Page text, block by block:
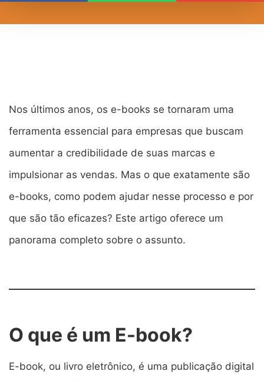
Nos últimos anos, os e-books se tornaram uma
ferramenta essencial para empresas que buscam
aumentar a credibilidade de suas marcas e
impulsionar as vendas. Mas o que exatamente são
e-books, como podem ajudar nesse processo e por
que são tão eficazes? Este artigo oferece um
panorama completo sobre o assunto.
O que é um E-book?
E-book, ou livro eletrônico, é uma publicação digital